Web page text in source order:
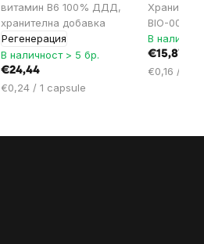
витамин B6 100% ДДД,
хранителна добавка
Регенерация
В наличност > 5 бр.
€24,44
Цена
€0,24 / 1 capsule
BIO-001
В
€15,87
Цена
€0,16 / 1